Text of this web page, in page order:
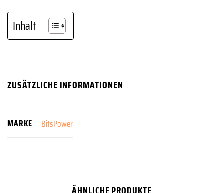
Inhalt
ZUSÄTZLICHE INFORMATIONEN
MARKE BitsPower